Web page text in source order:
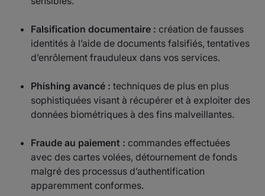
Falsification documentaire : création de fausses
identités à l’aide de documents falsifiés, tentatives
d’enrôlement frauduleux dans vos services.
Phishing avancé : techniques de plus en plus
sophistiquées visant à récupérer et à exploiter des
données biométriques à des fins malveillantes.
Fraude au paiement : commandes effectuées
avec des cartes volées, détournement de fonds
malgré des processus d’authentification
apparemment conformes.